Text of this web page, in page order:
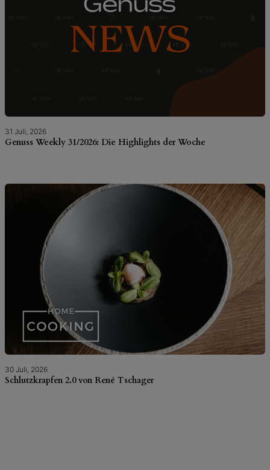
31 Juli, 2026
Genuss Weekly 31/2026: Die Highlights der Woche
30 Juli, 2026
Schlutzkrapfen 2.0 von René Tschager